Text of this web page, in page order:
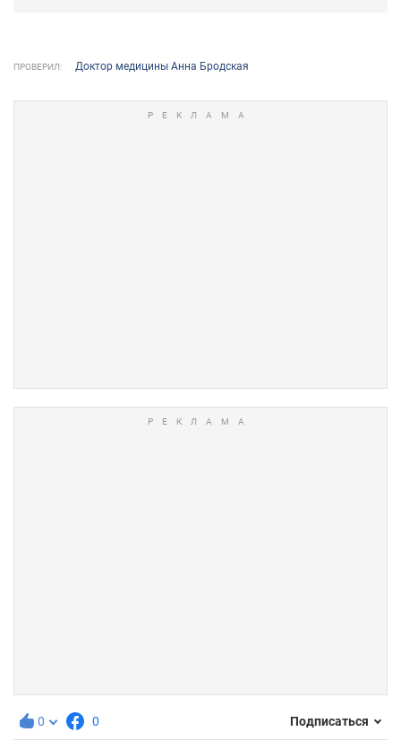
ПРОВЕРИЛ: Доктор медицины Анна Бродская
0 0 Подписаться